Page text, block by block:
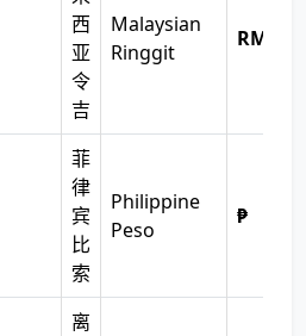
西
亚
令
吉
Malaysian
Ringgit
RM
菲
律
宾
比
索
Philippine
Peso
₱
离